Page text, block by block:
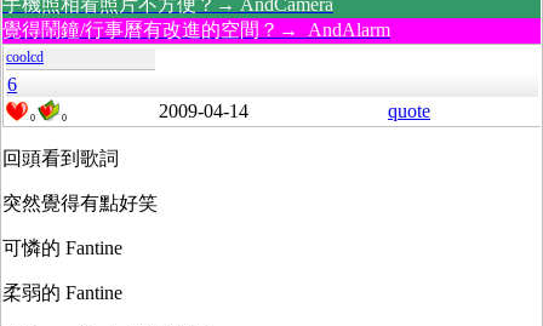
手機照相看照片不方便？→ AndCamera
覺得鬧鐘/行事曆有改進的空間？→ AndAlarm
coolcd
6
0 0 2009-04-14 quote
回頭看到歌詞
突然覺得有點好笑
可憐的 Fantine
柔弱的 Fantine